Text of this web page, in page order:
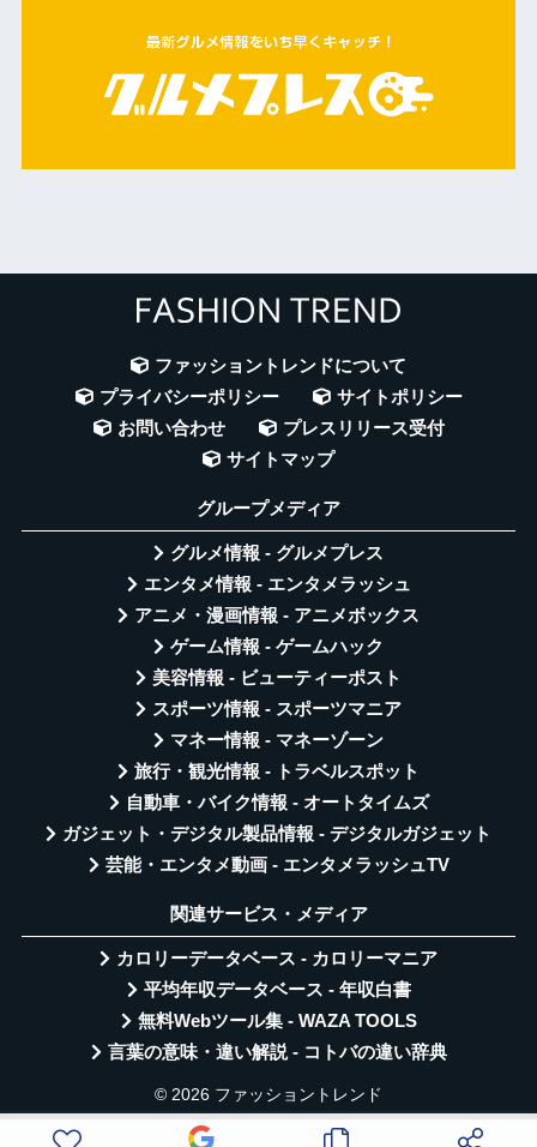
ファッショントレンドについて
プライバシーポリシー
サイトポリシー
お問い合わせ
プレスリリース受付
サイトマップ
グループメディア
グルメ情報 - グルメプレス
エンタメ情報 - エンタメラッシュ
アニメ・漫画情報 - アニメボックス
ゲーム情報 - ゲームハック
美容情報 - ビューティーポスト
スポーツ情報 - スポーツマニア
マネー情報 - マネーゾーン
旅行・観光情報 - トラベルスポット
自動車・バイク情報 - オートタイムズ
ガジェット・デジタル製品情報 - デジタルガジェット
芸能・エンタメ動画 - エンタメラッシュTV
関連サービス・メディア
カロリーデータベース - カロリーマニア
平均年収データベース - 年収白書
無料Webツール集 - WAZA TOOLS
言葉の意味・違い解説 - コトバの違い辞典
© 2026 ファッショントレンド